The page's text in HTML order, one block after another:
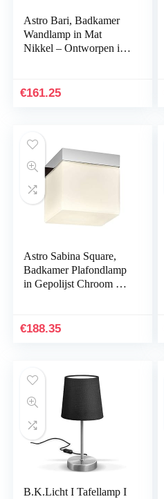
Astro Bari, Badkamer
Wandlamp in Mat
Nikkel – Ontworpen in
Geclassificeerd G9 –
€161.25
Astro Sabina Square,
Badkamer Plafondlamp
in Gepolijst Chroom –
IP44 Gewaardeerd…
€188.35
B.K.Licht I Tafellamp I